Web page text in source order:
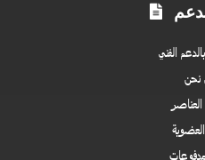
الفني
نحن